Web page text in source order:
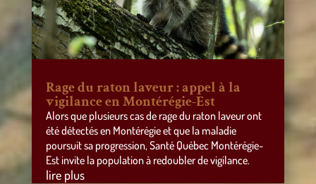
Rage du raton laveur : appel à la
vigilance en Montérégie-Est
Alors que plusieurs cas de rage du raton laveur ont
été détectés en Montérégie et que la maladie
poursuit sa progression, Santé Québec Montérégie-
Est invite la population à redoubler de vigilance.
lire plus